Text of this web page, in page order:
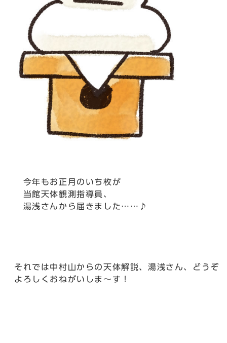
今年もお正月のいち枚が
当館天体観測指導員、
湯浅さんから届きました……♪
それでは中村山からの天体解説、湯浅さん、どうぞ
よろしくおねがいしま～す！